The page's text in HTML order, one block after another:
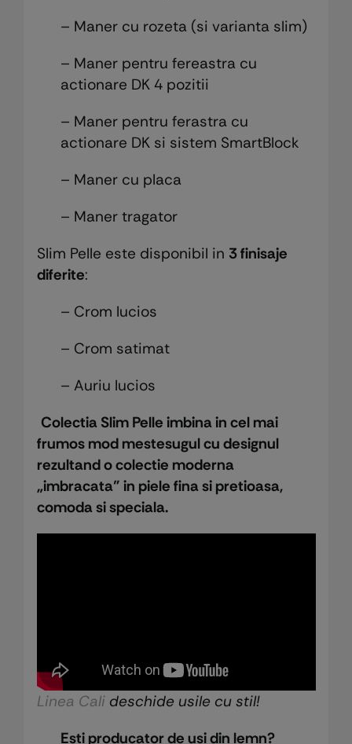
– Maner cu rozeta (si varianta slim)
– Maner pentru fereastra cu
actionare DK 4 pozitii
– Maner pentru ferastra cu
actionare DK si sistem SmartBlock
– Maner cu placa
– Maner tragator
Slim Pelle este disponibil in 3 finisaje
diferite:
– Crom lucios
– Crom satimat
– Auriu lucios
Colectia Slim Pelle imbina in cel mai
frumos mod mestesugul cu designul
rezultand o colectie moderna
„imbracata” in piele fina si pretioasa,
comoda si speciala.
Linea Calideschide usile cu stil!
Esti producator de usi din lemn?